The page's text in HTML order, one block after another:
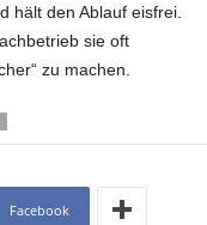
hält den Ablauf eisfrei.
sie oft
zu machen.
Facebook